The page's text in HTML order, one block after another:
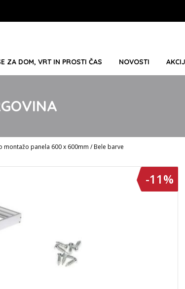
ZA DOM, VRT IN PROSTI ČAS NOVOSTI
panela 600 x 600mm / Bele barve
-11%